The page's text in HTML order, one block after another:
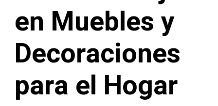
en Muebles y
Decoraciones
para el Hogar